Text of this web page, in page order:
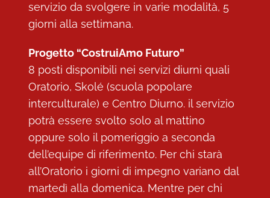
servizio da svolgere in varie modalità, 5
giorni alla settimana.
Progetto “CostruiAmo Futuro”
8 posti disponibili nei servizi diurni quali
Oratorio, Skolé (scuola popolare
interculturale) e Centro Diurno. il servizio
potrà essere svolto solo al mattino
oppure solo il pomeriggio a seconda
dell’equipe di riferimento. Per chi starà
all’Oratorio i giorni di impegno variano dal
martedì alla domenica. Mentre per chi